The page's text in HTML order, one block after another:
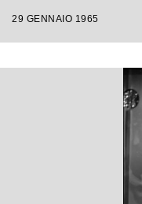
29 GENNAIO 1965